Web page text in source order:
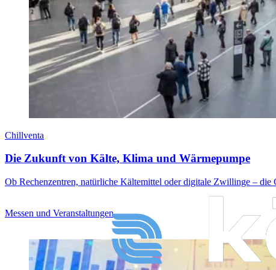
Chillventa
Die Zukunft von Kälte, Klima und Wärmepumpe
Ob Rechenzentren, natürliche Kältemittel oder digitale Zwillinge –
Messen und Veranstaltungen